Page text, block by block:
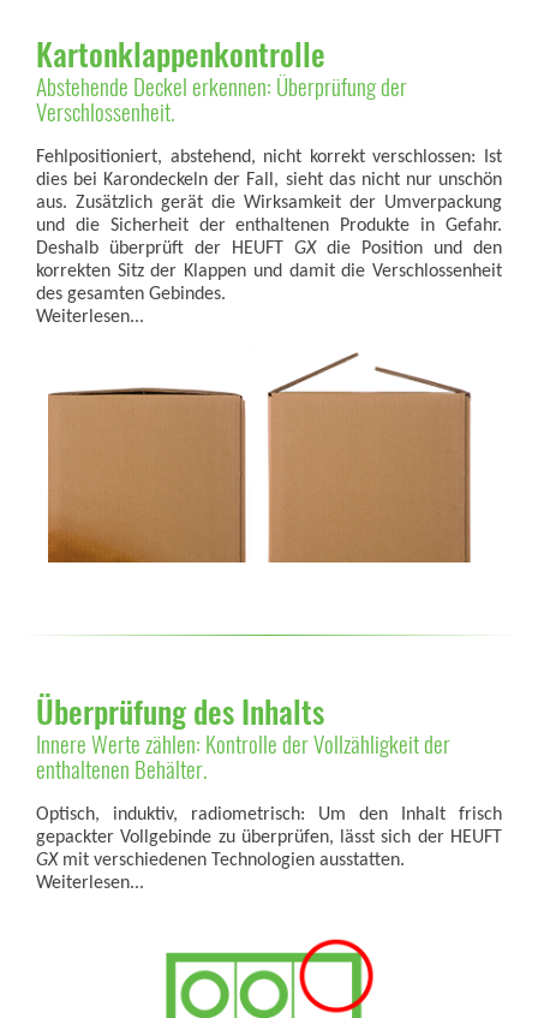
Kartonklappenkontrolle
Abstehende Deckel erkennen: Überprüfung der
Verschlossenheit.
Fehlpositioniert, abstehend, nicht korrekt verschlossen: Ist
dies bei Karondeckeln der Fall, sieht das nicht nur unschön
aus. Zusätzlich gerät die Wirksamkeit der Umverpackung
und die Sicherheit der enthaltenen Produkte in Gefahr.
Deshalb überprüft der HEUFT
GX die Position und den
korrekten Sitz der Klappen und damit die Verschlossenheit
des gesamten Gebindes.
Weiterlesen...
Überprüfung des Inhalts
Innere Werte zählen: Kontrolle der Vollzähligkeit der
enthaltenen Behälter.
Optisch, induktiv, radiometrisch: Um den Inhalt frisch
gepackter Vollgebinde zu überprüfen, lässt sich der HEUFT
GX mit verschiedenen Technologien ausstatten.
Weiterlesen...